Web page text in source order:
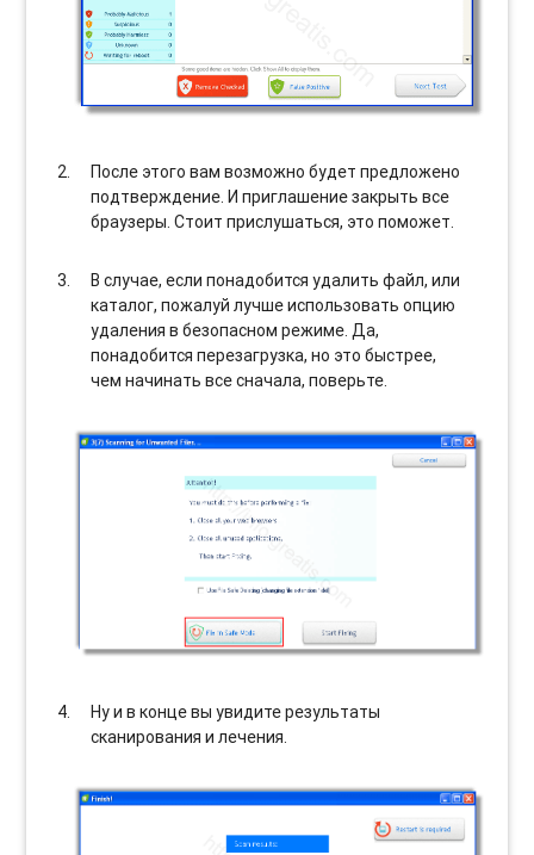
После этого вам возможно будет предложено
подтверждение. И приглашение закрыть все
браузеры. Стоит прислушаться, это поможет.
В случае, если понадобится удалить файл, или
каталог, пожалуй лучше использовать опцию
удаления в безопасном режиме. Да,
понадобится перезагрузка, но это быстрее,
чем начинать все сначала, поверьте.
Ну и в конце вы увидите результаты
сканирования и лечения.